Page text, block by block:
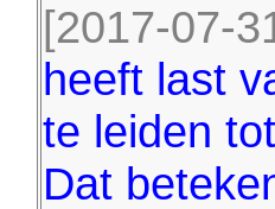
[2017-07-
heeft last
te leiden
Dat